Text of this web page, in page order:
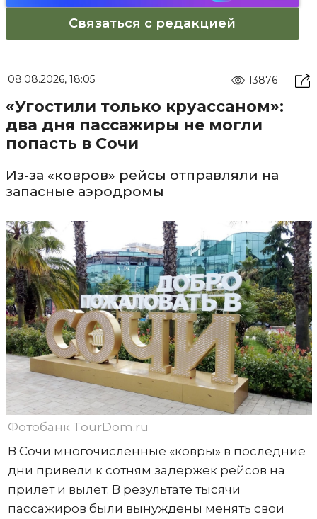
Связаться с редакцией
08.08.2026, 18:05 13876
«Угостили только круассаном»:
два дня пассажиры не могли
попасть в Сочи
Из-за «ковров» рейсы отправляли на
запасные аэродромы
Фотобанк TourDom.ru
В Сочи многочисленные «ковры» в последние
дни привели к сотням задержек рейсов на
прилет и вылет. В результате тысячи
пассажиров были вынуждены менять свои